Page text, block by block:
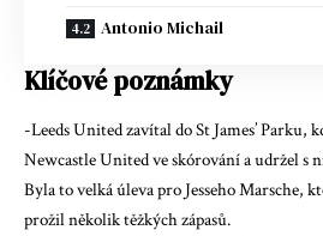
Antonio Michail
Klíčové poznámky
-Leeds United zavítal do St James’ Parku,
Newcastle United ve skórování a udržel s
Byla to velká úleva pro Jesseho Marsche,
prožil několik těžkých zápasů.